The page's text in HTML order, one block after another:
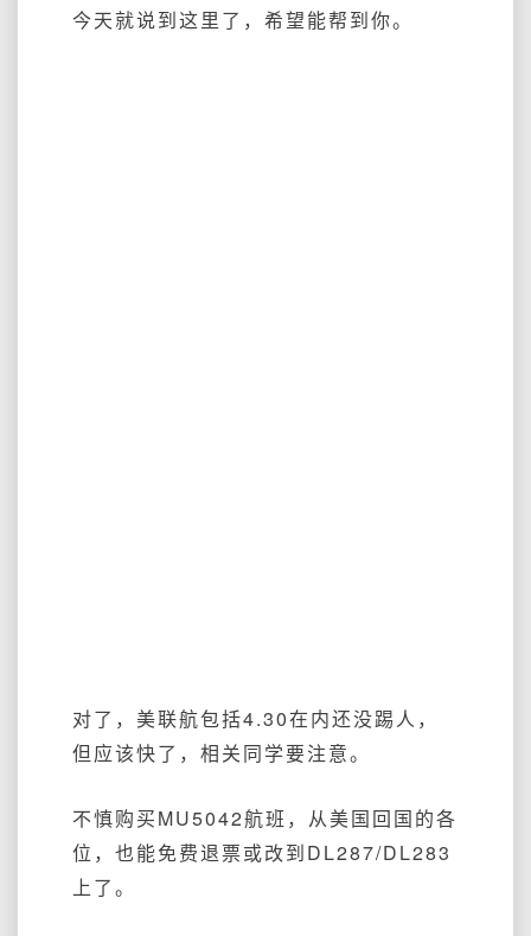
今天就说到这里了，希望能帮到你。
对了，美联航包括4.30在内还没踢人，
但应该快了，相关同学要注意。
不慎购买MU5042航班，从美国回国的各
位，也能免费退票或改到DL287/DL283
上了。